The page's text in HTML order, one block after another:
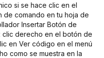
si se hace clic en el
de comando en tu hoja de
Insertar Botón de
clic derecho en el botón de
en Ver código en el menú
como se muestra en la